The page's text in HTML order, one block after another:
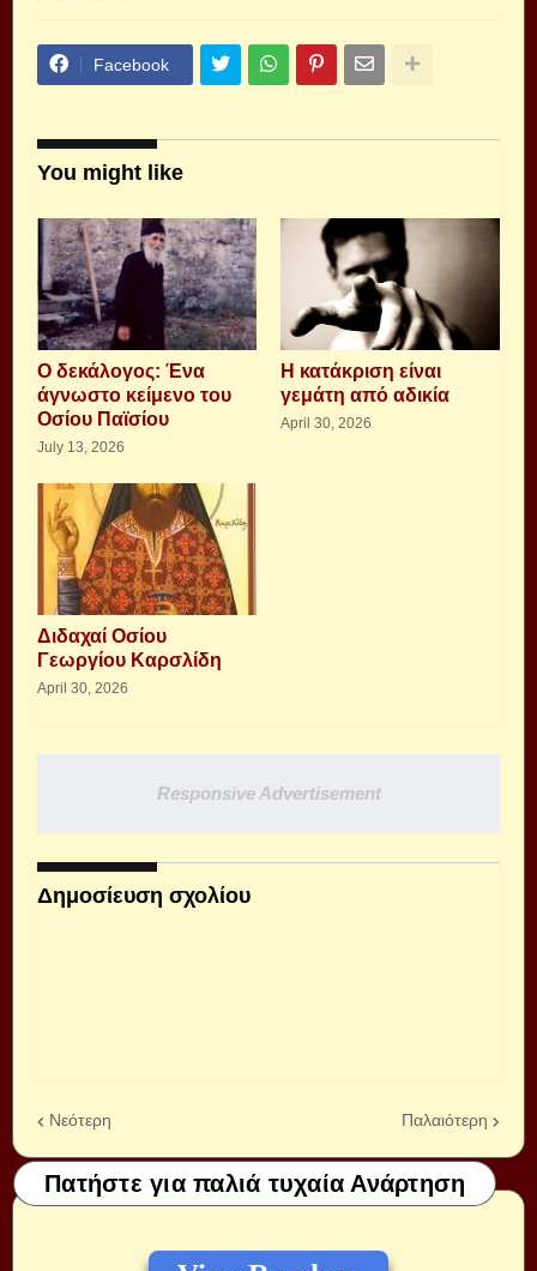
Facebook
You might like
Ο δεκάλογος: Ένα
άγνωστο κείμενο του
Οσίου Παϊσίου
July 13, 2026
Η κατάκριση είναι
γεμάτη από αδικία
April 30, 2026
Διδαχαί Οσίου
Γεωργίου Καρσλίδη
April 30, 2026
Responsive Advertisement
Δημοσίευση σχολίου
Νεότερη Παλαιότερη
Πατήστε για παλιά τυχαία Ανάρτηση